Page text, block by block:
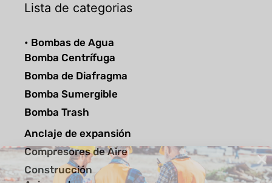
Lista de categorias
• Bombas de Agua
Bomba Centrífuga
Bomba de Diafragma
Bomba Sumergible
Bomba Trash
Anclaje de expansión
Compresores de Aire
Construcción